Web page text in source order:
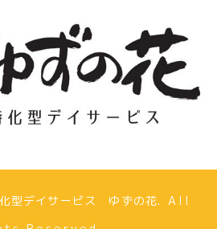
型デイサービス ゆずの花. All